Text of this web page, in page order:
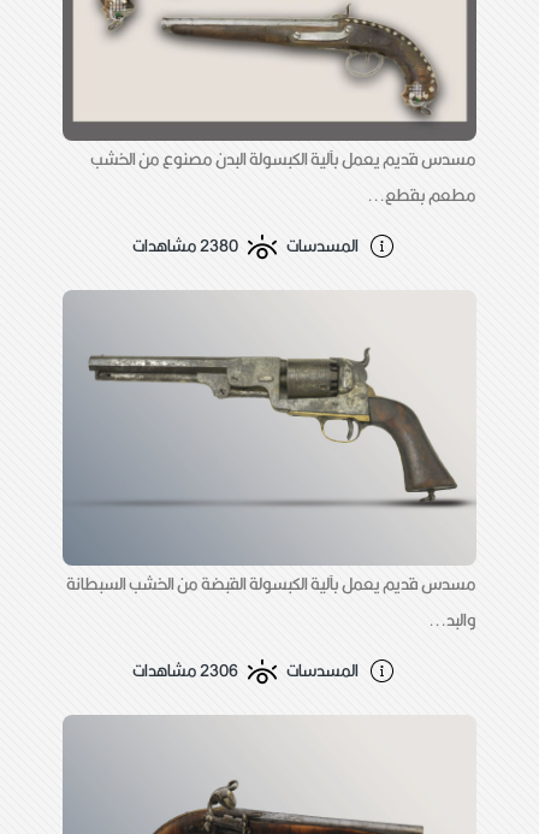
مسدس قديم يعمل بآلية الكبسولة البدن مصنوع من الخشب
مطعم بقطع...
المسدسات
2380 مشاهدات
مسدس قديم يعمل بآلية الكبسولة القبضة من الخشب السبطانة
والبد...
المسدسات
2306 مشاهدات